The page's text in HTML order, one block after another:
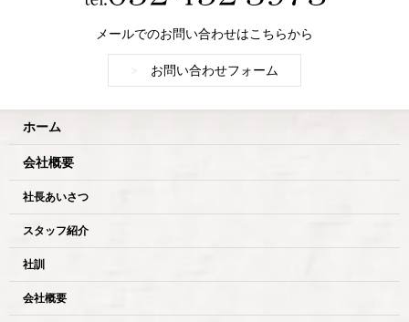
メールでのお問い合わせはこちらから
お問い合わせフォーム
ホーム
会社概要
社長あいさつ
スタッフ紹介
社訓
会社概要